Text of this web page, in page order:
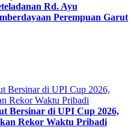
Rd. Ayu
Perempuan Garut
Bersinar di UPI Cup 2026,
Rekor Waktu Pribadi